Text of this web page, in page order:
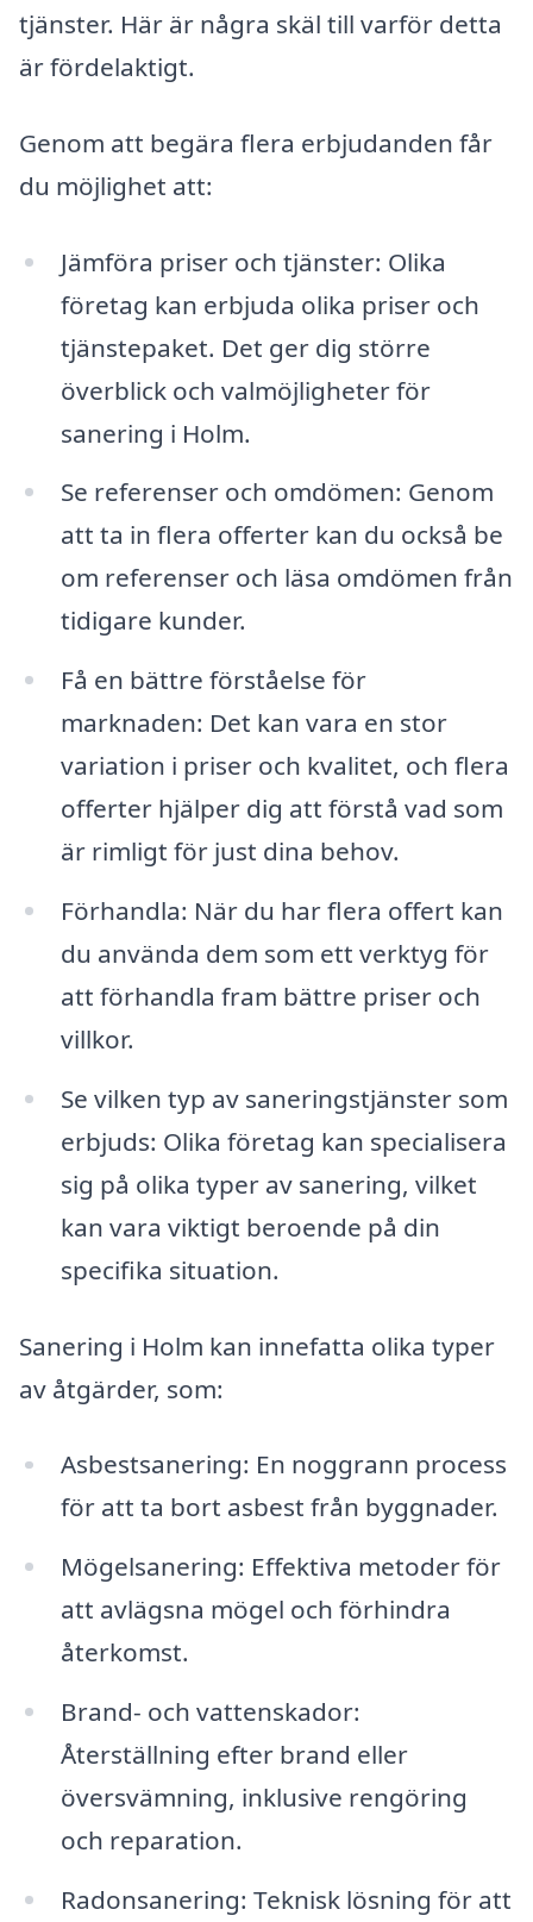
tjänster. Här är några skäl till varför detta
är fördelaktigt.
Genom att begära flera erbjudanden får
du möjlighet att:
Jämföra priser och tjänster: Olika
företag kan erbjuda olika priser och
tjänstepaket. Det ger dig större
överblick och valmöjligheter för
sanering i Holm.
Se referenser och omdömen: Genom
att ta in flera offerter kan du också be
om referenser och läsa omdömen från
tidigare kunder.
Få en bättre förståelse för
marknaden: Det kan vara en stor
variation i priser och kvalitet, och flera
offerter hjälper dig att förstå vad som
är rimligt för just dina behov.
Förhandla: När du har flera offert kan
du använda dem som ett verktyg för
att förhandla fram bättre priser och
villkor.
Se vilken typ av saneringstjänster som
erbjuds: Olika företag kan specialisera
sig på olika typer av sanering, vilket
kan vara viktigt beroende på din
specifika situation.
Sanering i Holm kan innefatta olika typer
av åtgärder, som:
Asbestsanering: En noggrann process
för att ta bort asbest från byggnader.
Mögelsanering: Effektiva metoder för
att avlägsna mögel och förhindra
återkomst.
Brand- och vattenskador:
Återställning efter brand eller
översvämning, inklusive rengöring
och reparation.
Radonsanering: Teknisk lösning för att